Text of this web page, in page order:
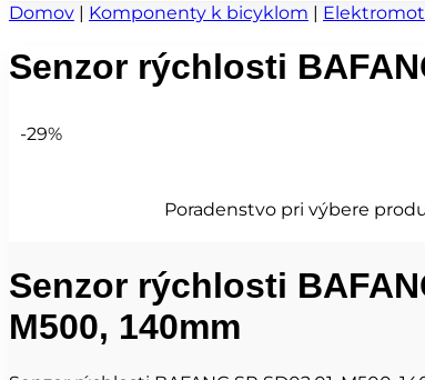
Domov | Komponenty k bicyklom |
Senzor rýchlosti
-29%
Poradenstvo pri výbere
Senzor rýchlosti
M500, 140mm